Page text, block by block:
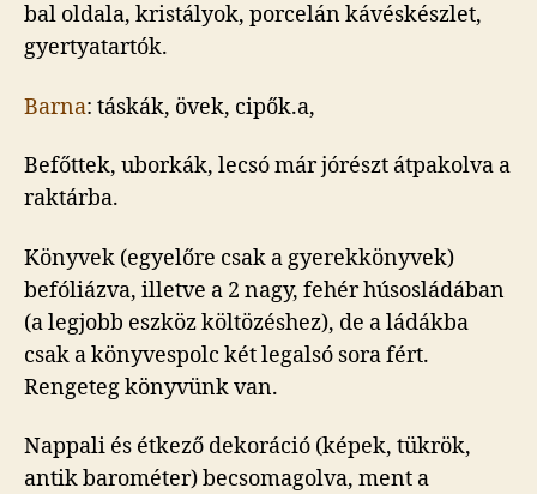
bal oldala, kristályok, porcelán kávéskészlet,
gyertyatartók.
Barna: táskák, övek, cipők.a,
Befőttek, uborkák, lecsó már jórészt átpakolva a
raktárba.
Könyvek (egyelőre csak a gyerekkönyvek)
befóliázva, illetve a 2 nagy, fehér húsosládában
(a legjobb eszköz költözéshez), de a ládákba
csak a könyvespolc két legalsó sora fért.
Rengeteg könyvünk van.
Nappali és étkező dekoráció (képek, tükrök,
antik barométer) becsomagolva, ment a